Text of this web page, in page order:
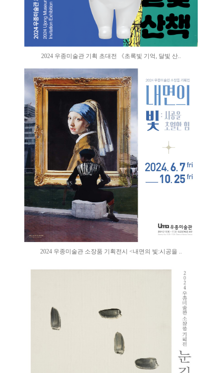
2024 우종미술관 기획 초대전 《초록빛 기억, 달빛 산..
2024 우종미술관 소장품 기획전시 <내면의 빛:시공을 ..